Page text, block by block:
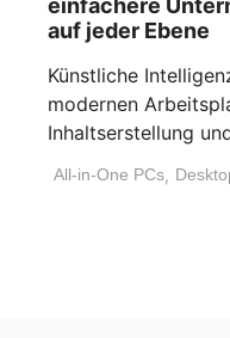
einfachere
auf jeder Ebene
Künstliche
modernen
Inhaltserstellung
All-in-One PCs,